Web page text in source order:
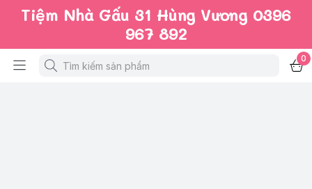
Tiệm Nhà Gấu 31 Hùng Vương 0396
967 892
0